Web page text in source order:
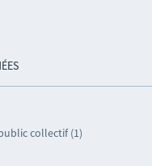
collectif (1)